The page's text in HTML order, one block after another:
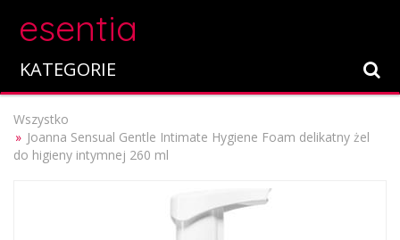
esentia
KATEGORIE
Wszystko
Joanna Sensual Gentle Intimate Hygiene Foam delikatny żel
do higieny intymnej 260 ml